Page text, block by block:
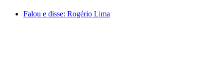
Falou e disse: Rogério Lima